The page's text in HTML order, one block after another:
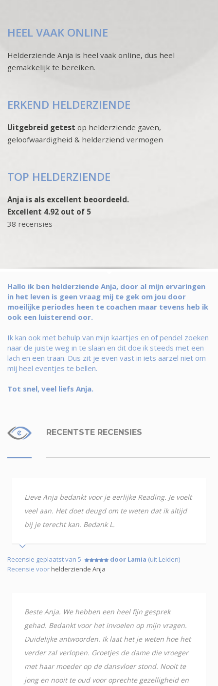
HEEL VAAK ONLINE
Helderziende Anja is heel vaak online, dus heel
gemakkelijk te bereiken.
ERKEND HELDERZIENDE
Uitgebreid getest op helderziende gaven,
geloofwaardigheid & helderziend vermogen
TOP HELDERZIENDE
Anja is als excellent beoordeeld.
Excellent 4.92 out of 5
38 recensies
Hallo ik ben helderziende Anja, door al mijn ervaringen
in het leven is geen vraag mij te gek om jou door
moeilijke periodes heen te coachen maar tevens heb ik
ook een luisterend oor.
Ik kan ook met behulp van mijn kaartjes en of pendel zoeken
naar de juiste weg in te slaan en dit doe ik steeds met een
lach en een traan. Dus zit je even vast in iets aarzel niet om
mij heel eventjes te bellen.
Tot snel, veel liefs Anja.
RECENTSTE RECENSIES
Lieve Anja bedankt voor je eerlijke Reading. Je voelt
veel aan. Het doet deugd om te weten dat ik altijd
bij je terecht kan. Bedank L.
Recensie geplaatst van 5 door Lamia (uit Leiden)
Recensie voorhelderziende Anja
Beste Anja. We hebben een heel fijn gesprek
gehad. Bedankt voor het invoelen op mijn vragen.
Duidelijke antwoorden. Ik laat het je weten hoe het
verder zal verlopen. Groetjes de dame die vroeger
met haar moeder op de dansvloer stond. Nooit te
jong en nooit te oud voor oprechte gezelligheid en